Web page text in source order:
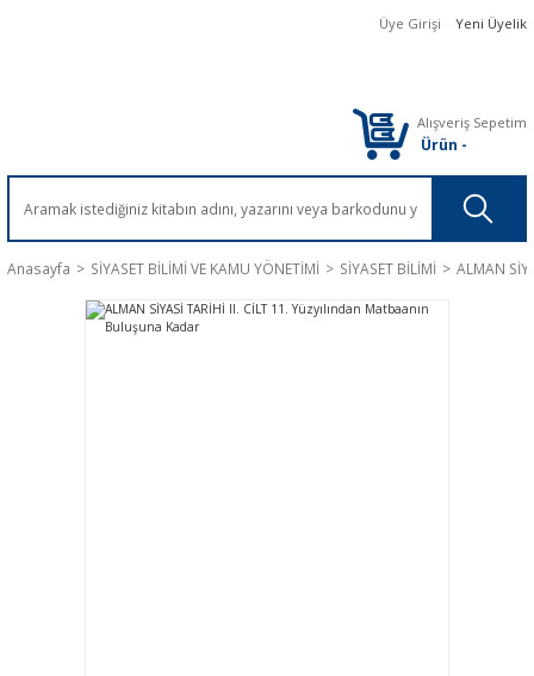
Üye Girişi Yeni Üyelik
Alışveriş Sepetim
Ürün -
Anasayfa SİYASET BİLİMİ VE KAMU YÖNETİMİ SİYASET BİLİMİ ALMAN